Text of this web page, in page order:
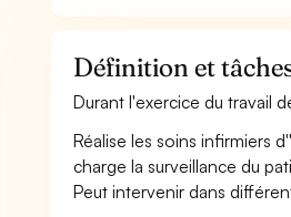
Définition et
Durant l'exercice du travail
Réalise les soins infirmiers
charge la surveillance du
Peut intervenir dans